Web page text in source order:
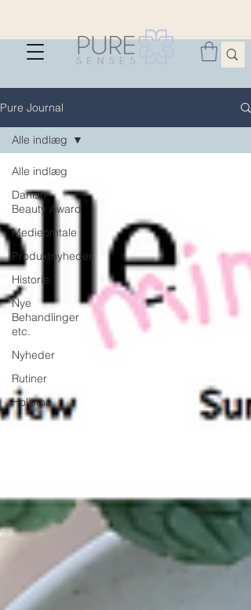
Pure Journal
Alle indlæg
Danish
Beauty Award
Medieomtale
Produktnyheder
Historie
Nye
Behandlinger
etc.
Nyheder
Rutiner
Holisme
Alle indlæg